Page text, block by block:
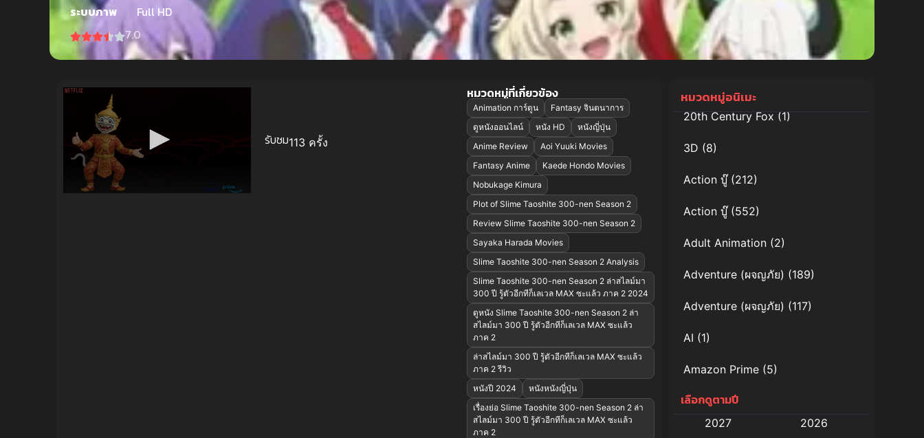
ระบบภาพ
Full HD
7.0
รับชม113 ครั้ง
หมวดหมู่ที่เกี่ยวข้อง
Animation การ์ตูน
Fantasy จินตนาการ
ดูหนังออนไลน์
หนัง HD
หนังญี่ปุ่น
Anime Review
Aoi Yuuki Movies
Fantasy Anime
Kaede Hondo Movies
Nobukage Kimura
Plot of Slime Taoshite 300-nen Season 2
Review Slime Taoshite 300-nen Season 2
Sayaka Harada Movies
Slime Taoshite 300-nen Season 2 Analysis
Slime Taoshite 300-nen Season 2 ล่าสไลม์มา
300 ปี รู้ตัวอีกทีก็เลเวล MAX ซะแล้ว ภาค 2 2024
ดูหนัง Slime Taoshite 300-nen Season 2 ล่า
สไลม์มา 300 ปี รู้ตัวอีกทีก็เลเวล MAX ซะแล้ว
ภาค 2
ล่าสไลม์มา 300 ปี รู้ตัวอีกทีก็เลเวล MAX ซะแล้ว
ภาค 2 รีวิว
หนังปี 2024
หนังหนังญี่ปุ่น
เรื่องย่อ Slime Taoshite 300-nen Season 2 ล่า
สไลม์มา 300 ปี รู้ตัวอีกทีก็เลเวล MAX ซะแล้ว
ภาค 2
หมวดหมู่อนิเมะ
20th Century Fox(1)
3D (8)
Action บู๊(212)
Action บู๊(552)
Adult Animation (2)
Adventure (ผจญภัย) (189)
Adventure (ผจญภัย) (117)
AI (1)
Amazon Prime (5)
Anal (ประตูหลัง)
เลือกดูตามปี
2027
2026